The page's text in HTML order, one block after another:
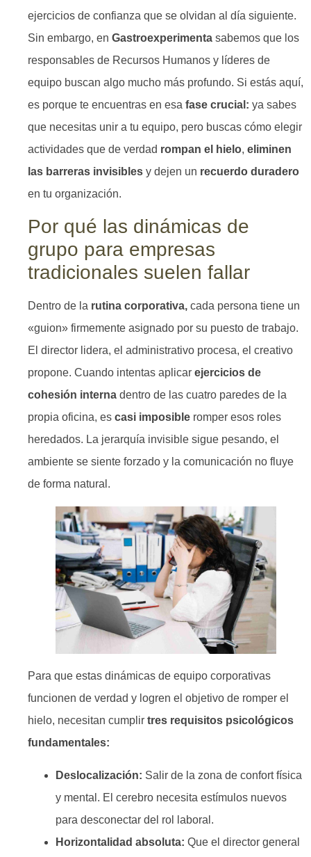
ejercicios de confianza que se olvidan al día siguiente.
Sin embargo, en Gastroexperimenta sabemos que los
responsables de Recursos Humanos y líderes de
equipo buscan algo mucho más profundo. Si estás aquí,
es porque te encuentras en esa fase crucial: ya sabes
que necesitas unir a tu equipo, pero buscas cómo elegir
actividades que de verdad rompan el hielo, eliminen
las barreras invisibles y dejen un recuerdo duradero
en tu organización.
Por qué las dinámicas de
grupo para empresas
tradicionales suelen fallar
Dentro de la rutina corporativa, cada persona tiene un
«guion» firmemente asignado por su puesto de trabajo.
El director lidera, el administrativo procesa, el creativo
propone. Cuando intentas aplicar ejercicios de
cohesión interna dentro de las cuatro paredes de la
propia oficina, es casi imposible romper esos roles
heredados. La jerarquía invisible sigue pesando, el
ambiente se siente forzado y la comunicación no fluye
de forma natural.
Para que estas dinámicas de equipo corporativas
funcionen de verdad y logren el objetivo de romper el
hielo, necesitan cumplir tres requisitos psicológicos
fundamentales:
Deslocalización: Salir de la zona de confort física
y mental. El cerebro necesita estímulos nuevos
para desconectar del rol laboral.
Horizontalidad absoluta: Que el director general